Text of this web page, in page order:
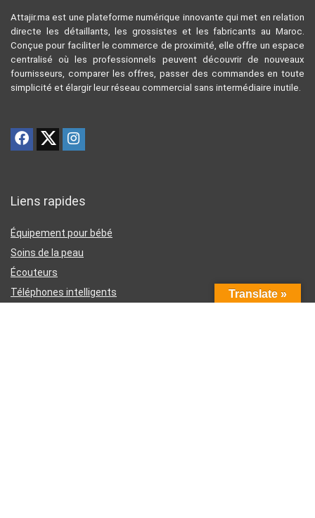
Attajir.ma est une plateforme numérique innovante qui met en relation
directe les détaillants, les grossistes et les fabricants au Maroc.
Conçue pour faciliter le commerce de proximité, elle offre un espace
centralisé où les professionnels peuvent découvrir de nouveaux
fournisseurs, comparer les offres, passer des commandes en toute
simplicité et élargir leur réseau commercial sans intermédiaire inutile.
Liens rapides
Équipement pour bébé
Soins de la peau
Écouteurs
Téléphones intelligents
Translate »